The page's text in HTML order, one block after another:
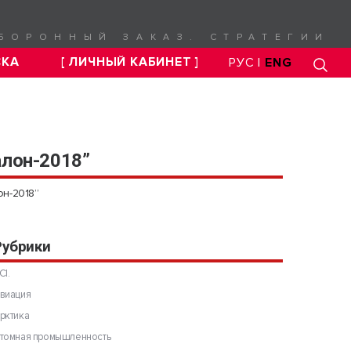
ЗАКАЗ. СТРАТЕГИИ
[ ЛИЧНЫЙ КАБИНЕТ ] РУС | ENG
2018”
2018”
промышленность